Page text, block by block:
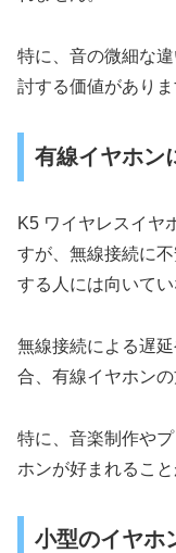
特に、音の微細な
討する価値がありま
有線イヤホン
K5 ワイヤレスイヤ
すが、無線接続に
する人には向いてい
無線接続による遅
合、有線イヤホン
特に、音楽制作や
ホンが好まれること
小型のイヤホ